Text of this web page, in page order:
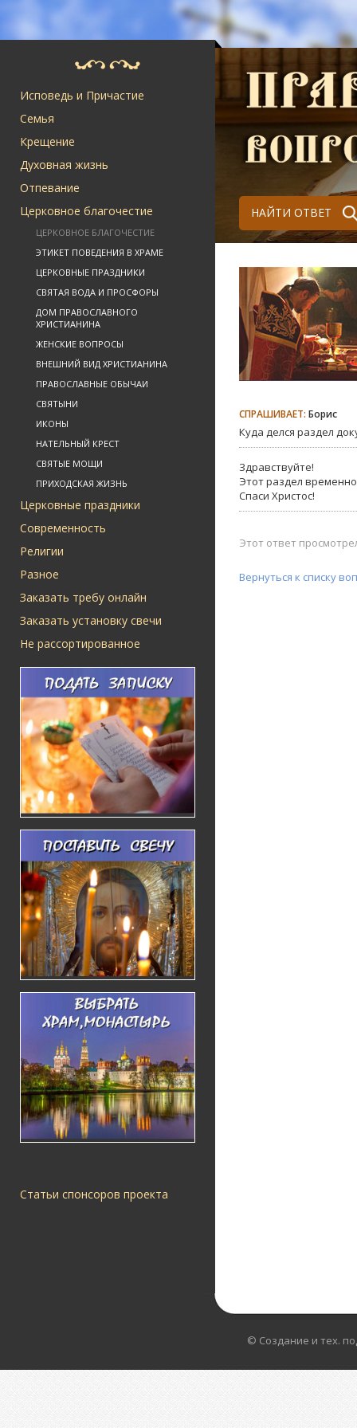
Исповедь и Причастие
Семья
Крещение
Духовная жизнь
Отпевание
Церковное благочестие
ЦЕРКОВНОЕ БЛАГОЧЕСТИЕ
ЭТИКЕТ ПОВЕДЕНИЯ В ХРАМЕ
ЦЕРКОВНЫЕ ПРАЗДНИКИ
СВЯТАЯ ВОДА И ПРОСФОРЫ
ДОМ ПРАВОСЛАВНОГО
ХРИСТИАНИНА
ЖЕНСКИЕ ВОПРОСЫ
ВНЕШНИЙ ВИД ХРИСТИАНИНА
ПРАВОСЛАВНЫЕ ОБЫЧАИ
СВЯТЫНИ
ИКОНЫ
НАТЕЛЬНЫЙ КРЕСТ
СВЯТЫЕ МОЩИ
ПРИХОДСКАЯ ЖИЗНЬ
Церковные праздники
Современность
Религии
Разное
Заказать требу онлайн
Заказать установку свечи
Не рассортированное
Статьи спонсоров проекта
НАЙТИ ОТВЕТ
СПРАШИВАЕТ: Борис
Куда делся раздел
Здравствуйте!
Этот раздел
Спаси Христос!
Этот ответ
Вернуться к списку
© Создание и тех.